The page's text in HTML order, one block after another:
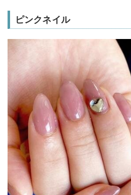
ピンクネイル